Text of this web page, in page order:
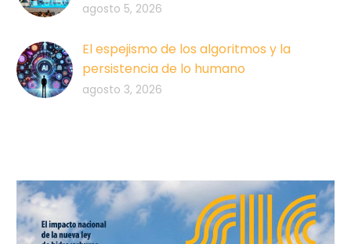
agosto 5, 2026
El espejismo de los algoritmos y la
persistencia de lo humano
agosto 3, 2026